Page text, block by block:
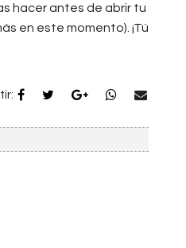
hacer antes de abrir tu
en este momento). ¡Tú